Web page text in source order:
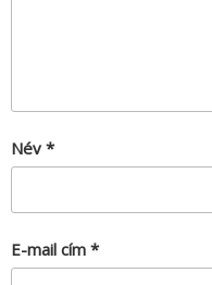
Név *
E-mail cím *